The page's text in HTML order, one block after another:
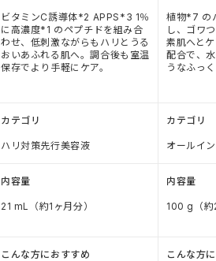
ビタミンC誘導体*2 APPS*3 1％
に高濃度*1 のペプチドを組み合
わせ、低刺激ながらもハリとうる
おいあふれる肌へ。調合後も室温
保存でより手軽にケア。
植物*7 の
し、ゴワ
素肌へと
配合で、
うなふっ
カテゴリ
ハリ対策先行美容液
カテゴリ
オールイン
内容量
21 mL（約1ヶ月分）
内容量
100 g（約
こんな方におすすめ こんな方に